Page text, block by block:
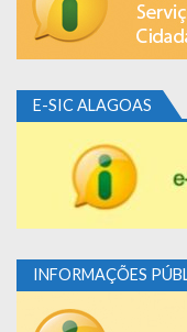
E-SIC ALAGOAS
INFORMAÇÕES